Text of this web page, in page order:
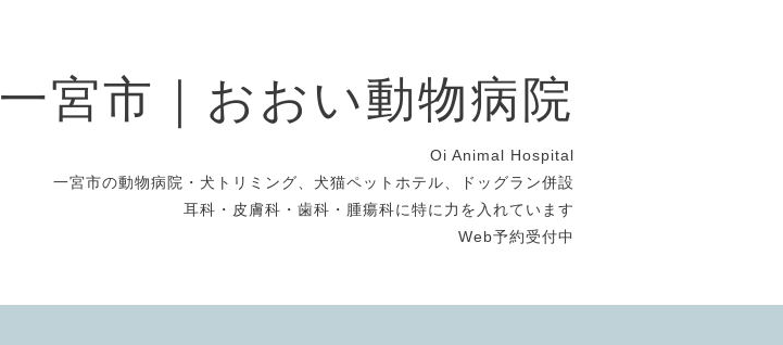
一宮市｜おおい動物病院
Oi Animal Hospital
一宮市の動物病院・犬トリミング、犬猫ペットホテル、ドッグラン併設
耳科・皮膚科・歯科・腫瘍科に特に力を入れています
Web予約受付中